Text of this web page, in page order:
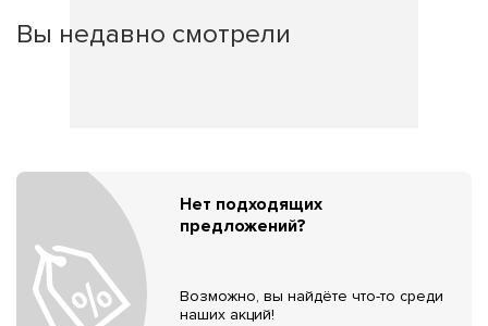
Вы недавно смотрели
Нет подходящих
предложений?
Возможно, вы найдёте что-то среди
наших акций!